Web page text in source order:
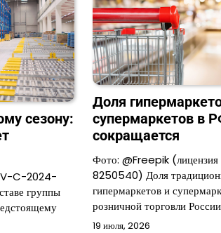
сезону:
C-2024-
группы
Доля
супермаркетов в
сокращается
Фото: @Freepik
8250540) Доля
гипермаркетов и
розничной торговли
19 июля, 2026